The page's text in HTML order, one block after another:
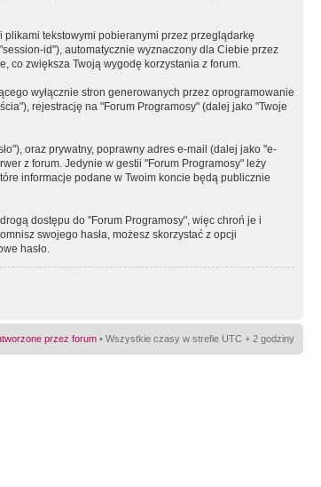
plikami tekstowymi pobieranymi przez przeglądarkę
id"), automatycznie wyznaczony dla Ciebie przez
co zwiększa Twoją wygodę korzystania z forum.
wyłącznie stron generowanych przez oprogramowanie
rejestrację na "Forum Programosy" (dalej jako "Twoje
oraz prywatny, poprawny adres e-mail (dalej jako "e-
z forum. Jedynie w gestii "Forum Programosy" leży
informacje podane w Twoim koncie będą publicznie
dostępu do "Forum Programosy", więc chroń je i
swojego hasła, możesz skorzystać z opcji
hasło.
przez forum • Wszystkie czasy w strefie UTC + 2 godziny